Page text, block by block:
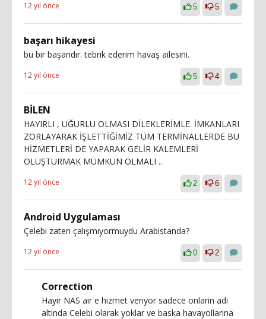
12 yıl önce 5 5
başarı hikayesi
bu bir başarıdır. tebrik ederim havaş ailesini.
12 yıl önce 5 4
BİLEN
HAYIRLI , UĞURLU OLMASI DİLEKLERİMLE. İMKANLARI
ZORLAYARAK İŞLETTİĞİMİZ TÜM TERMİNALLERDE BU
HİZMETLERİ DE YAPARAK GELİR KALEMLERİ
OLUŞTURMAK MÜMKÜN OLMALI ..
12 yıl önce 2 6
Android Uygulaması
Çelebi zaten çalışmıyormuydu Arabistanda?
12 yıl önce 0 2
Correction
Hayir NAS air e hizmet veriyor sadece onlarin adi
altinda Celebi olarak yoklar ve baska havayollarina